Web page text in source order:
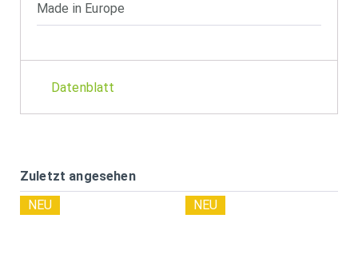
Made in Europe
Datenblatt
Zuletzt angesehen
NEU NEU